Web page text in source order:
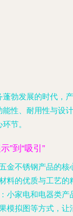
勃发展的时代，
性、耐用性与设
节。
”到“吸引”
五金不锈钢产品的
料的优质与工艺
：小家电和电器类
模拟图等方式，让